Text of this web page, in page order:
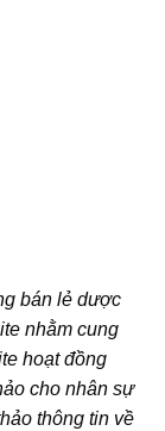
bán lẻ dược
nhằm cung
hoạt đồng
cho nhân sự
thông tin về